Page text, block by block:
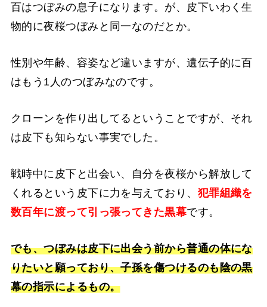
百はつぼみの息子になります。が、皮下いわく生
物的に夜桜つぼみと同一なのだとか。
性別や年齢、容姿など違いますが、遺伝子的に百
はもう1人のつぼみなのです。
クローンを作り出してるということですが、それ
は皮下も知らない事実でした。
戦時中に皮下と出会い、自分を夜桜から解放して
くれるという皮下に力を与えており、 犯罪組織を
数百年に渡って引っ張ってきた黒幕です。
でも、つぼみは皮下に出会う前から普通の体にな
りたいと願っており、子孫を傷つけるのも陰の黒
幕の指示によるもの。